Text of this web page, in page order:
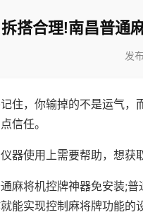
拆搭合理!南昌普通
发
住，你输掉的不是运气，
信任。
器使用上需要帮助，想获
麻将机控牌神器免安装;
能实现控制麻将牌功能的